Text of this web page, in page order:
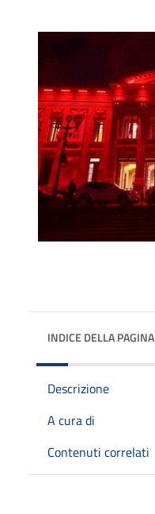
INDICE DELLA PAGINA
Descrizione
A cura di
Contenuti correlati